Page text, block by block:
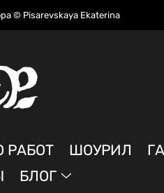
РАБОТ ШОУРИЛ
БЛОГ
© Pisarevskaya Ekaterina